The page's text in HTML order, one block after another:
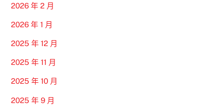
2026 年 2 月
2026 年 1 月
2025 年 12 月
2025 年 11 月
2025 年 10 月
2025 年 9 月